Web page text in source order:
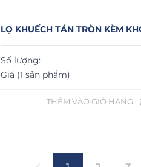
LỌ KHUẾCH TÁN TRÒN KÈM
Số lượng:
Giá (1 sản phẩm)
THÊM VÀO GIỎ HÀNG